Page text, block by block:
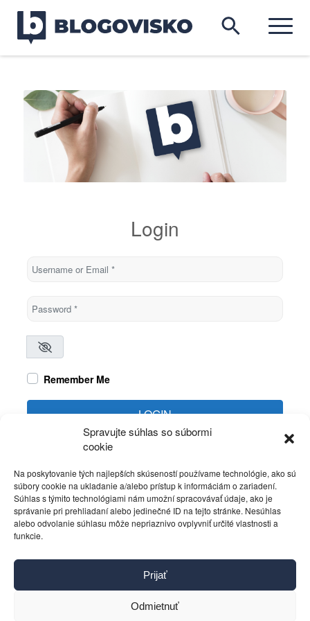
Spravujte súhlas so súbormi
cookie
Na poskytovanie tých najlepších skúseností používame technológie, ako sú
súbory cookie na ukladanie a/alebo prístup k informáciám o zariadení.
Súhlas s týmito technológiami nám umožní spracovávať údaje, ako je
správanie pri prehliadaní alebo jedinečné ID na tejto stránke. Nesúhlas
alebo odvolanie súhlasu môže nepriaznivo ovplyvniť určité vlastnosti a
funkcie.
Prijať
Odmietnuť
Login
Username or Email
Password*
Remember Me
LOGIN
Kontakt
Pravidlá používania